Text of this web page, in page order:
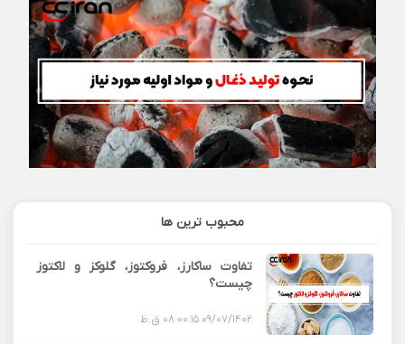
محبوب ترین ها
تفاوت ساکارز، فروکتوز، گلوکز و لاکتوز
چیست؟
09/07/1402 08:00:15 ق.ظ